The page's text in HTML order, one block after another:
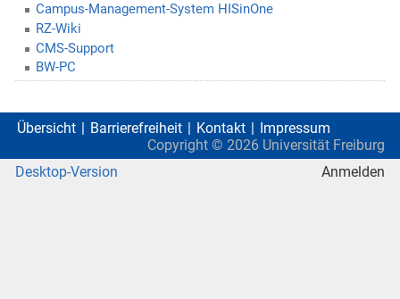
Campus-Management-System HISinOne
RZ-Wiki
CMS-Support
BW-PC
Übersicht Barrierefreiheit Kontakt
Impressum
Copyright © 2026 Universität Freiburg
Desktop-Version
Anmelden